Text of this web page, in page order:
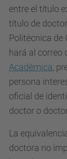
entre el título
título de
Politècnica de
hará al correo
Académica,
persona
oficial de
doctor o
La
doctora no